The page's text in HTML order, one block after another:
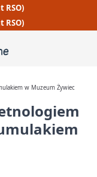
RSO)
RSO)
w Muzeum Żywiec